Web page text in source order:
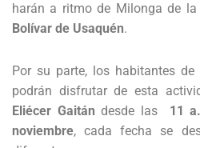
harán a ritmo de Milonga de la
Bolívar de Usaquén.
Por su parte, los habitantes de
podrán disfrutar de esta
Eliécer Gaitán desde las11
noviembre, cada fecha se